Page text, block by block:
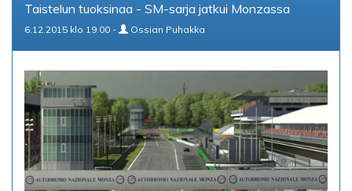
Taistelun tuoksinaa - SM-sarja jatkui Monzassa
6.12.2015 klo 19.00 - Ossian Puhakka